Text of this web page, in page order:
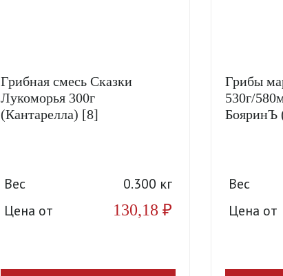
Грибная смесь Сказки
Лукоморья 300г
(Кантарелла) [8]
Вес
0.300 кг
Цена от
130,18 ₽
Грибы
530г/
БояринЪ
Вес
Цена от